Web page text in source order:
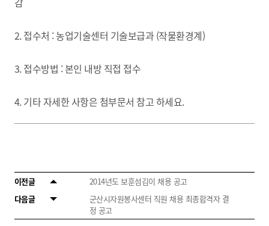
2. 접수처 : 농업기술센터 기술보급과 (작물환경계)
3. 접수방법 : 본인 내방 직접 접수
4. 기타 자세한 사항은 첨부문서 참고 하세요.
이전글
2014년도 보훈섬김이 채용 공고
다음글
군산시자원봉사센터 직원 채용 최종합격자 결
정 공고